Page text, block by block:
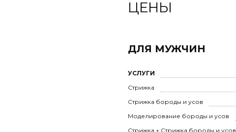
ЦЕНЫ
ДЛЯ МУЖЧИН
УСЛУГИ
Стрижка
Стрижка бороды и усов
Моделирование бороды и усов
Стрижка + Стрижка бороды и усов